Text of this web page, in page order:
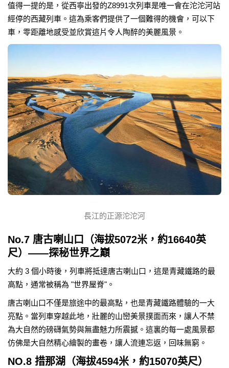
值得一提的是，從西寧出發的Z8991次列車是唯一會在沱沱河站
經停的西藏列車。這為乘客們提供了一個難得的機會，可以下
車，零距離地感受並欣賞這片令人陶醉的美麗風景。
長江的正源沱沱河
No.7 唐古喇山口（海拔5072米，約16640英
尺）——探秘世界之巔
大約 3 個小時後，列車將抵達唐古喇山口，這是青藏鐵路的最
高點，通常被稱為 "世界屋脊"。
唐古喇山口不僅是旅途中的最高點，也是青藏鐵路體驗的一大
亮點。當列車穿越此地，壯麗的山巒美景撲面而來，讓人不禁
為大自然的磅礴氣勢與無盡魅力所震撼。這裏的每一處風景都
仿佛是大自然精心繪製的畫卷，讓人流連忘返，回味無窮。
NO.8 措那湖（海拔4594米，約15070英尺）